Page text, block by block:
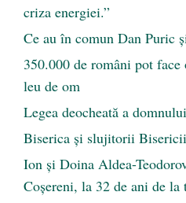
criza energiei.”
Ce au în comun Dan Puric
350.000 de români pot
leu de om
Legea deocheată a
Biserica și slujitorii Bisericii
Ion și Doina Aldea-
Coșereni, la 32 de ani de la